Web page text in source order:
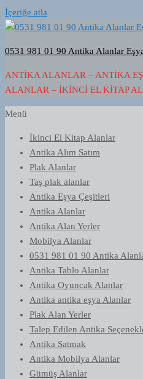
İçeriğe atla
0531 981 01 90 Antika Alanlar
ANTIKA ALANLAR – ANTIKA
ALANLAR – İKINCI EL KITAP
Menü
İkinci El Kitap Alanlar
Antika Alım Satım
Plak Alanlar
Taş plak alanlar
Antika Eşya Çeşitleri
Antika Alanlar
Antika Alan Yerler
Mobilya Alanlar
0531 981 01 90 Antika
Antika Tablo Alanlar
Antika Oyuncak Alanlar
Antika antika eşya Alanlar
Plak Alan Yerler
Talep Edilen Antika
Antika Satmak
Antika Mobilya Alanlar
Gümüş Alanlar